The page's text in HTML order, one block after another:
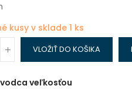
kusy v sklade1 ks
VLOŽIŤ DO KOŠIKA
veľkosťou